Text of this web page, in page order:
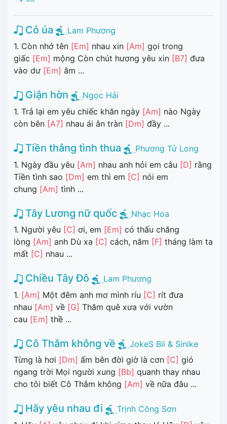
Cỏ úa
Lam Phương
1. Còn nhớ tên [Em] nhau xin [Am] gọi trong
giấc [Em] mộng Còn chút hương yêu xin [B7] đưa
vào dư [Em] âm ...
Giận hờn
Ngọc Hải
1. Trả lại em yêu chiếc khăn ngày [Am] nào Ngày
còn bên [A7] nhau ái ân tràn [Dm] đầy ...
Tiền thắng tình thua
Phương Tử Long
1. Ngày đầu yêu [Am] nhau anh hỏi em câu [D] rằng
Tiền tình sao [Dm] em thì em [C] nói em
chung [Am] tình ...
Tây Lương nữ quốc
Nhạc Hoa
1. Người yêu [C] ơi, em [Em] có thấu chăng
lòng [Am] anh Dù xa [C] cách, năm [F] tháng làm ta
mất [C] nhau ...
Chiều Tây Đô
Lam Phương
1. [Am] Một đêm anh mơ mình ríu [C] rít đưa
nhau [Am] về [G] Thăm quê xưa với vườn
cau [Em] thề ...
Cô Thắm không về
JokeS Bii & Sinike
Từng là hơi [Dm] ấm bên đời giờ là cơn [C] gió
ngang trời Mọi người xung [Bb] quanh thay nhau
cho tôi biết Cô Thắm không [Am] về nữa đâu ...
Hãy yêu nhau đi
Trịnh Công Sơn